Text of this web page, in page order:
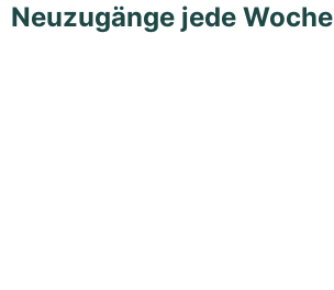
Neuzugänge jede Woche